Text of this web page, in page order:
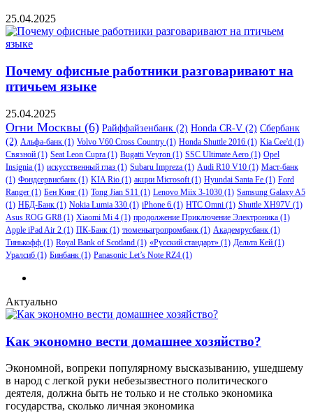
25.04.2025
Почему офисные работники разговаривают на
птичьем языке
25.04.2025
Огни Москвы (6) Райффайзенбанк (2) Honda CR-V (2) Сбербанк
(2) Альфа-банк (1) Volvo V60 Cross Country (1) Honda Shuttle 2016 (1) Kia Cee'd (1)
Связной (1) Seat Leon Cupra (1) Bugatti Veyron (1) SSC Ultimate Aero (1) Opel
Insignia (1) искусственный глаз (1) Subaru Impreza (1) Audi R10 V10 (1) Маст-банк
(1) Фондсервисбанк (1) KIA Rio (1) акции Microsoft(1) Hyundai Santa Fe (1) Ford
Ranger (1) Бен Кинг (1) Tong Jian S11 (1) Lenovo Miix 3-1030 (1) Samsung Galaxy A5
(1) НБД-Банк (1) Nokia Lumia 330 (1) iPhone 6 (1) HTC Omni (1) Shuttle XH97V (1)
Asus ROG GR8 (1) Xiaomi Mi 4 (1) продолжение Приключение Электроника (1)
Apple iPad Air 2 (1) ПК-Банк (1) тюменьагропромбанк (1) Академрусбанк (1)
Тинькофф (1) Royal Bank of Scotland (1) «Русский стандарт» (1) Дельта Кей (1)
Уралсиб (1) Бинбанк (1) Panasonic Let’s Note RZ4 (1)
Актуально
Как экономно вести домашнее хозяйство?
Экономной, вопреки популярному высказыванию, ушедшему
в народ с легкой руки небезызвестного политического
деятеля, должна быть не только и не столько экономика
государства, сколько личная экономика